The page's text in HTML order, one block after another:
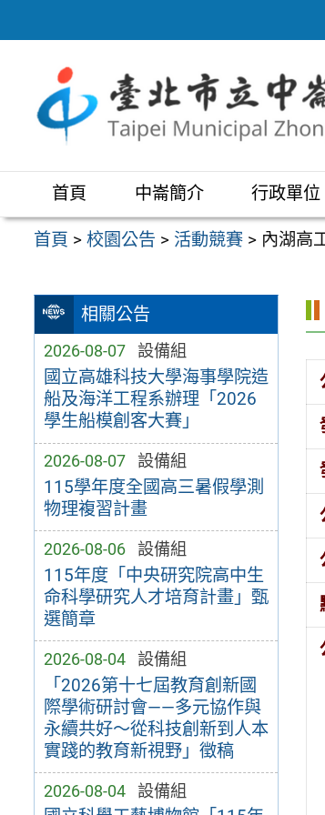
至
區
首頁 中崙簡介 行政單位
首頁 >校園公告 > 活動競賽 > 內湖高
相關公告
2026-08-07 設備組
國立高雄科技大學海事學院造
船及海洋工程系辦理「2026
學生船模創客大賽」
2026-08-07 設備組
115學年度全國高三暑假學測
物理複習計畫
2026-08-06 設備組
115年度「中央研究院高中生
命科學研究人才培育計畫」甄
選簡章
2026-08-04 設備組
「2026第十七屆教育創新國
際學術研討會——多元協作與
永續共好～從科技創新到人本
實踐的教育新視野」徵稿
2026-08-04 設備組